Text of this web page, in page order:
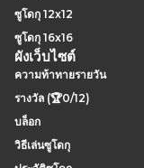
ซูโดกุ 12x12
ซูโดกุ 16x16
ผังเว็บไซต์
ความท้าทายรายวัน
รางวัล (🏆0/12)
บล็อก
วิธีเล่นซูโดกุ